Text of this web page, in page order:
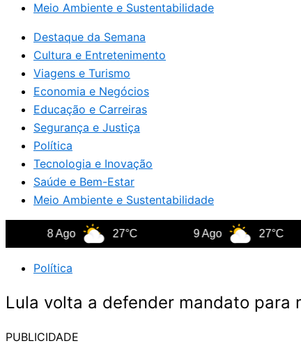
Meio Ambiente e Sustentabilidade
Destaque da Semana
Cultura e Entretenimento
Viagens e Turismo
Economia e Negócios
Educação e Carreiras
Segurança e Justiça
Política
Tecnologia e Inovação
Saúde e Bem-Estar
Meio Ambiente e Sustentabilidade
27°C 27°C
Política
Lula volta a defender mandato para
PUBLICIDADE